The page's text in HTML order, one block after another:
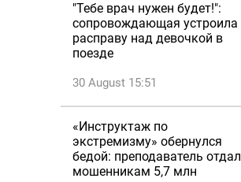
"Тебе врач нужен будет!":
сопровождающая устроила
расправу над девочкой в
поезде
30 August 15:51
«Инструктаж по
экстремизму» обернулся
бедой: преподаватель отдал
мошенникам 5,7 млн